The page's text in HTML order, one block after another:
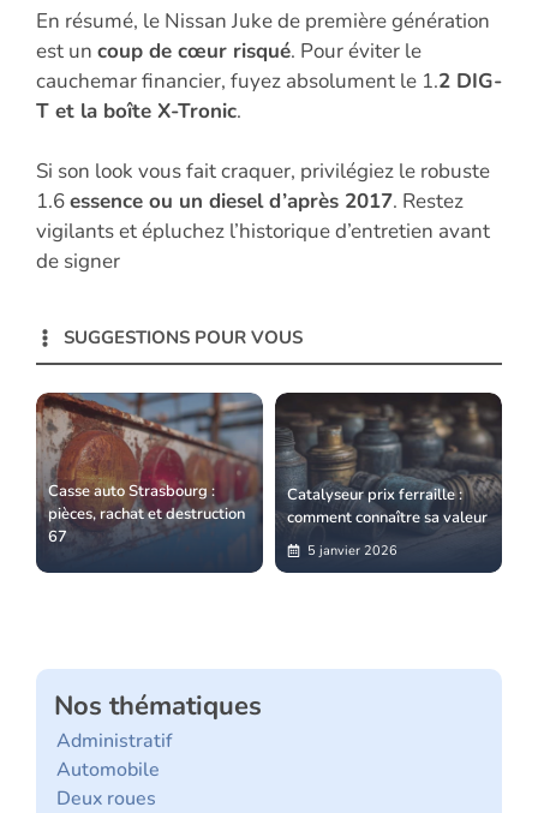
En résumé, le Nissan Juke de première génération
est un coup de cœur risqué. Pour éviter le
cauchemar financier, fuyez absolument le 1.2 DIG-
T et la boîte X-Tronic.
Si son look vous fait craquer, privilégiez le robuste
1.6essence ou un diesel d’après 2017. Restez
vigilants et épluchez l’historique d’entretien avant
de signer
SUGGESTIONS POUR VOUS
Casse auto Strasbourg :
pièces, rachat et destruction
67
Catalyseur prix ferraille :
comment connaître sa valeur
5 janvier 2026
Nos thématiques
Administratif
Automobile
Deux roues